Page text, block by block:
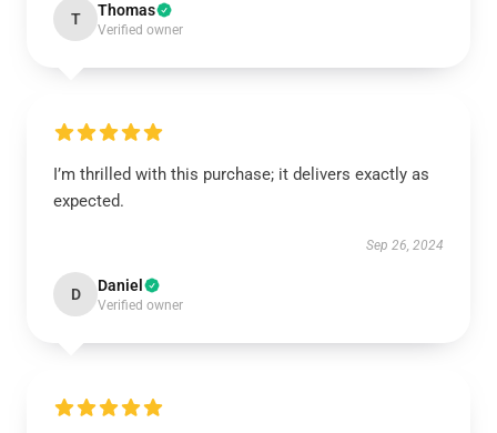
T Thomas
Verified owner
I’m thrilled with this purchase; it delivers exactly as
expected.
Sep 26, 2024
D Daniel
Verified owner